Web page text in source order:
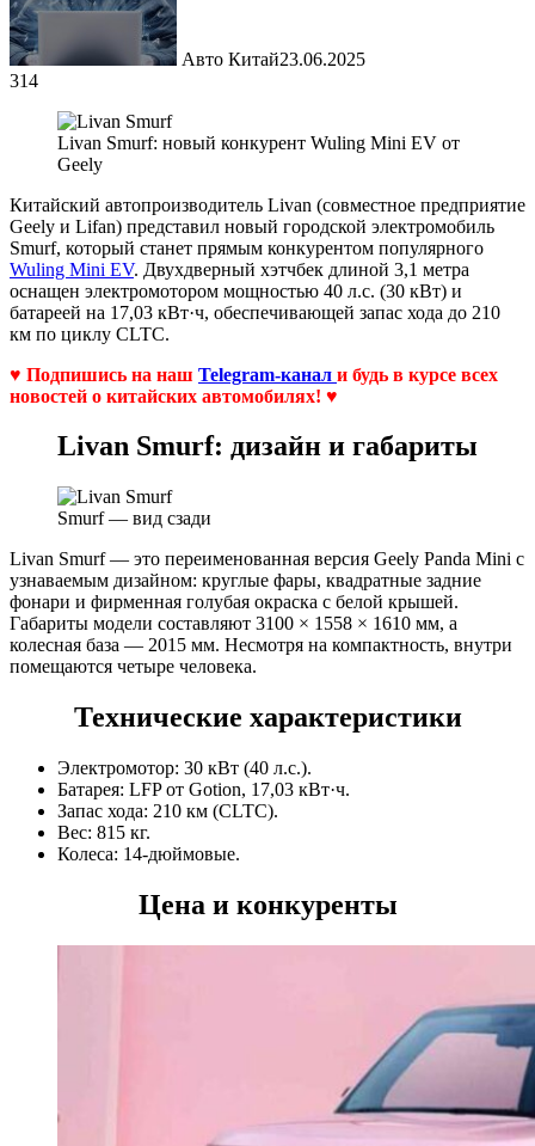
Авто Китай23.06.2025
314
Livan Smurf: новый конкурент Wuling Mini EV от
Geely
Китайский автопроизводитель Livan (совместное предприятие
Geely и Lifan) представил новый городской электромобиль
Smurf, который станет прямым конкурентом популярного
Wuling Mini EV. Двухдверный хэтчбек длиной 3,1 метра
оснащен электромотором мощностью 40 л.с. (30 кВт) и
батареей на 17,03 кВт·ч, обеспечивающей запас хода до 210
км по циклу CLTC.
♥ Подпишись на наш Telegram-канал и будь в курсе всех
новостей о китайских автомобилях! ♥
Livan Smurf: дизайн и габариты
Smurf — вид сзади
Livan Smurf — это переименованная версия Geely Panda Mini с
узнаваемым дизайном: круглые фары, квадратные задние
фонари и фирменная голубая окраска с белой крышей.
Габариты модели составляют 3100 × 1558 × 1610 мм, а
колесная база — 2015 мм. Несмотря на компактность, внутри
помещаются четыре человека.
Технические характеристики
Электромотор: 30 кВт (40 л.с.).
Батарея: LFP от Gotion, 17,03 кВт·ч.
Запас хода: 210 км (CLTC).
Вес: 815 кг.
Колеса: 14-дюймовые.
Цена и конкуренты